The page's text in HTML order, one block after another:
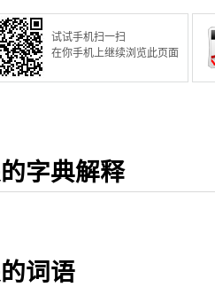
试试手机扫一扫
在你手机上继续浏览此页面
字典解释
词语